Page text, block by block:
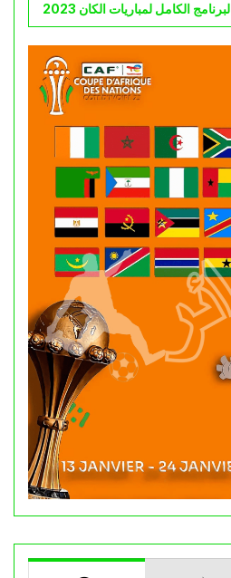
البرنامج الكامل لمباريات الكان 2023